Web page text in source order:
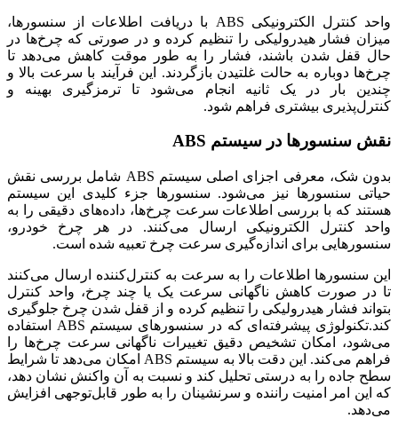
واحد کنترل الکترونیکی ABS با دریافت اطلاعات از سنسورها،
میزان فشار هیدرولیکی را تنظیم کرده و در صورتی که چرخ‌ها در
حال قفل شدن باشند، فشار را به طور موقت کاهش می‌دهد تا
چرخ‌ها دوباره به حالت غلتیدن بازگردند. این فرآیند با سرعت بالا و
چندین بار در یک ثانیه انجام می‌شود تا ترمزگیری بهینه و
کنترل‌پذیری بیشتری فراهم شود.
نقش سنسورها در سیستم ABS
بدون شک، معرفی اجزای اصلی سیستم ABS شامل بررسی نقش
حیاتی سنسورها نیز می‌شود. سنسورها جزء کلیدی این سیستم
هستند که با بررسی اطلاعات سرعت چرخ‌ها، داده‌های دقیقی را به
واحد کنترل الکترونیکی ارسال می‌کنند. در هر چرخ خودرو،
سنسورهایی برای اندازه‌گیری سرعت چرخ تعبیه شده است.
این سنسورها اطلاعات را به سرعت به کنترل‌کننده ارسال می‌کنند
تا در صورت کاهش ناگهانی سرعت یک یا چند چرخ، واحد کنترل
بتواند فشار هیدرولیکی را تنظیم کرده و از قفل شدن چرخ جلوگیری
کند.تکنولوژی پیشرفته‌ای که در سنسورهای سیستم ABS استفاده
می‌شود، امکان تشخیص دقیق تغییرات ناگهانی سرعت چرخ‌ها را
فراهم می‌کند. این دقت بالا به سیستم ABS امکان می‌دهد تا شرایط
سطح جاده را به درستی تحلیل کند و نسبت به آن واکنش نشان دهد،
که این امر امنیت راننده و سرنشینان را به طور قابل‌توجهی افزایش
می‌دهد.